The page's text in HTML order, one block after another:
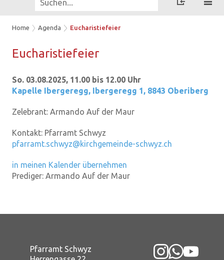
Home Agenda Eucharistiefeier
Eu­cha­ris­tie­fei­er
So. 03.08.2025, 11.00 bis 12.00 Uhr
Kapelle Ibergeregg, Ibergeregg 1, 8843 Oberiberg
Zelebrant: Armando Auf der Maur
Kontakt: Pfarramt Schwyz
pfarramt.schwyz@kirchgemeinde-schwyz.ch
in meinen Kalender übernehmen
Prediger: Armando Auf der Maur
Pfarramt Schwyz